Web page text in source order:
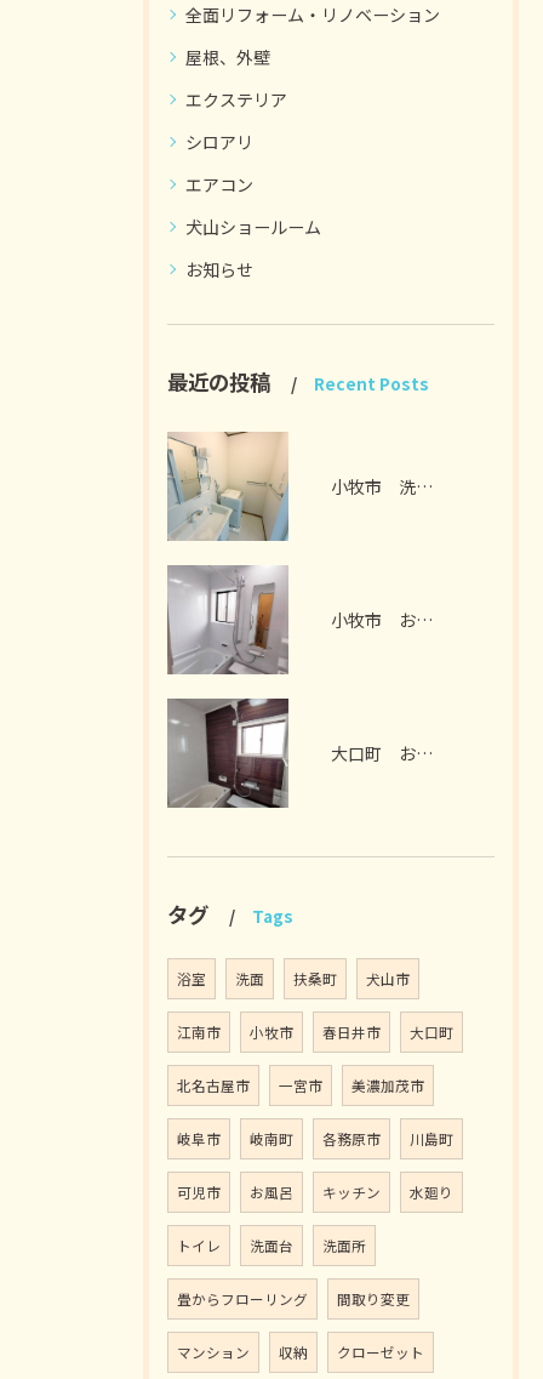
全面リフォーム・リノベーション
屋根、外壁
エクステリア
シロアリ
エアコン
犬山ショールーム
お知らせ
最近の投稿 Recent Posts
小牧市 洗面脱衣室リフォーム I様邸 2026年7月
小牧市 お風呂リフォーム I様邸 2026年7月
大口町 お風呂リフォーム M様邸 2026年7月
タグ Tags
浴室 洗面 扶桑町 犬山市
江南市 小牧市 春日井市 大口町
北名古屋市 一宮市 美濃加茂市
岐阜市 岐南町 各務原市 川島町
可児市 お風呂 キッチン 水廻り
トイレ 洗面台 洗面所
畳からフローリング 間取り変更
マンション 収納 クローゼット